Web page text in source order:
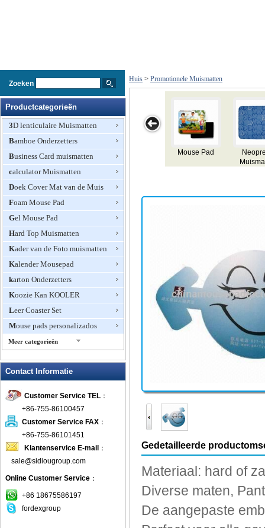
Zoeken
Productcategorieën
3D lenticulaire Muismatten
Bamboe Onderzetters
Business Card muismatten
calculator Muismatten
Doek Cover Mat van de Muis
Foam Mouse Pad
Gel Mouse Pad
Hard Top Muismatten
Kader van de Foto muismatten
Kalender Mousepad
karton Onderzetters
Koozie Kan KOOLER
Leer Coaster Set
Mouse pads personalizados
Meer categorieën
Multifunctionele muismat
Op maat gemaakte Onderzetters
Opmerking Papier Muismatten
Oversize Muismatten
Polssteun muismatten
Promotionele Muismatten
promotionele Onderzetters
Rubber stootkussen van de Muis
RVS Onderzetters
Contact Informatie
Customer Service TEL ：
+86-755-86100457
Customer Service FAX ：
+86-755-86101451
Klantenservice E-mail ：
sale@sidiougroup.com
Online Customer Service ：
+86 18675586197
fordexgroup
Huis > Promotionele Muismatten
3-
Foto Mouse
Neopreen
Mouse Pad
Gedetailleerde
Materiaal: hard of
Diverse maten,
De aangepaste